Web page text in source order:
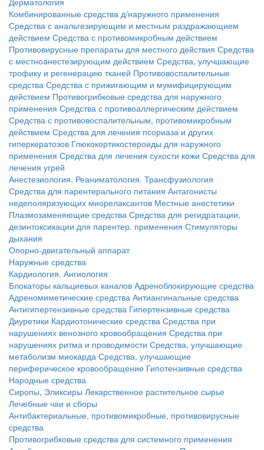
Комбинированные средства д/наружного применения
Средства с анальгезирующим и местным раздражающием
действием Средства с противомикробным действием
Противовирусные препараты для местного действия Средства
с местноанестезирующим действием Средства, улучшающие
трофику и регенерацию тканей Противовоспалительные
средства Средства с прижигающим и мумифицирующим
действием Противогрибковые средства для наружного
применения Средства с противоаллергическим действием
Средства с противовоспалительным, противомикробным
действием Средства для лечения псориаза и других
гиперкератозов Глюкокортикостероиды для наружного
применения Средства для лечения сухости кожи Средства для
лечения угрей
Анестезиология. Реаниматология. Трансфузиология
Средства для парентерального питания Антагонисты
недеполяризующих миорелаксантов Местные анестетики
Плазмозаменяющие средства Средства для регидратации,
дезинтоксикации для парентер. применения Стимуляторы
дыхания
Опорно-двигательный аппарат
Наружные средства
Кардиология. Ангиология
Блокаторы кальциевых каналов Адреноблокирующие средства
Адреномиметические средства Антиангинальные средства
Антигипертензивные средства Гипертензивные средства
Диуретики Кардиотонические средства Средства при
нарушениях венозного кровообращения Средства при
нарушениях ритма и проводимости Средства, улучшающие
метаболизм миокарда Средства, улучшающие
периферическое кровообращение Гипотензивные средства
Народные средства
Сиропы, Эликсиры Лекарственное растительное сырье
Лечебные чаи и сборы
Антибактериальные, противомикробные, противовирусные
средства
Противогрибковые средства для системного применения